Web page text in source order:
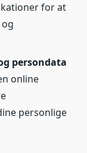
for at
persondata
online
personlige